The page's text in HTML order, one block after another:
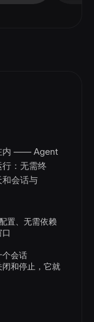
内 —— Agent
：无需终
会话与
置、无需依赖
个会话
和停止，它就